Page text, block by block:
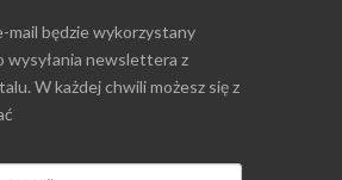
mail będzie wykorzystany
wysyłania newslettera z
W każdej chwili możesz się z